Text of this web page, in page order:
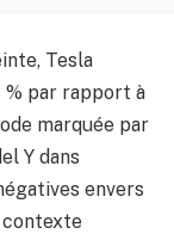
Tesla
% par rapport à
marquée par
Y dans
envers
contexte